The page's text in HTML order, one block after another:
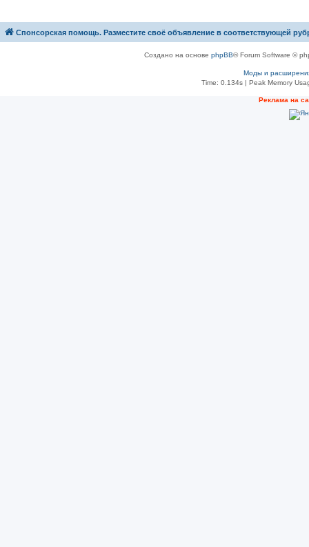
Спонсорская помощь. Разместите своё объявление в соответствующей
Создано на основе phpBB® Forum Software ©
Моды и
Time: 0.134s| Peak Memory
Рeклама на